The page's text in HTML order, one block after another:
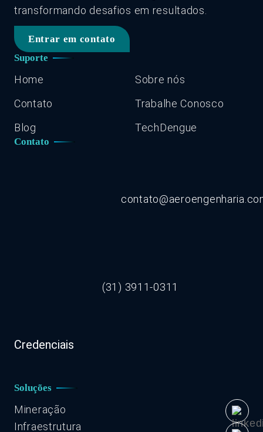
transformando desafios em resultados.
Entrar em contato
Suporte
Home
Sobre nós
Contato
Trabalhe Conosco
Blog
TechDengue
Contato
(31) 3911-0311
Credenciais
Soluções
Mineração
Infraestrutura